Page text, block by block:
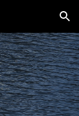
Skip to navigation